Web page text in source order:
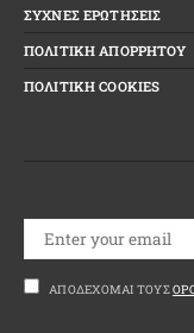
ΣΥΧΝΕΣ ΕΡΩΤΗΣΕΙΣ
ΠΟΛΙΤΙΚΗ ΑΠΟΡΡΗΤΟΥ
ΠΟΛΙΤΙΚΗ COOKIES
ΑΠΟΔΈΧΟΜΑΙ ΤΟΥΣ